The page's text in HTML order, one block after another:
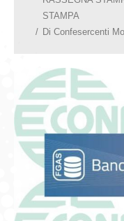
STAMPA
Di Confesercenti